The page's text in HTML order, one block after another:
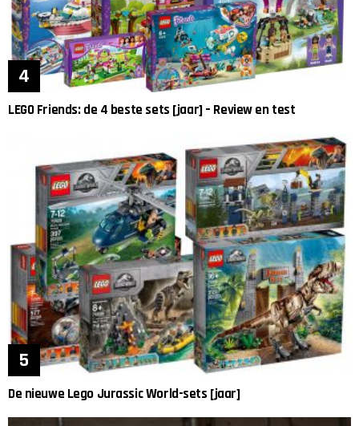
LEGO Friends: de 4 beste sets [jaar] – Review en test
De nieuwe Lego Jurassic World-sets [jaar]